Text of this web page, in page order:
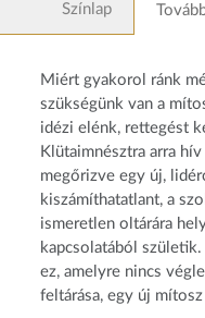
Színlap
Miért gyakorol ránk
szükségünk van a
idézi elénk, rettegést
Klütaimnésztra arra
megőrizve egy új,
kiszámíthatatlant, a
ismeretlen oltárára
kapcsolatából
ez, amelyre nincs
feltárása, egy új